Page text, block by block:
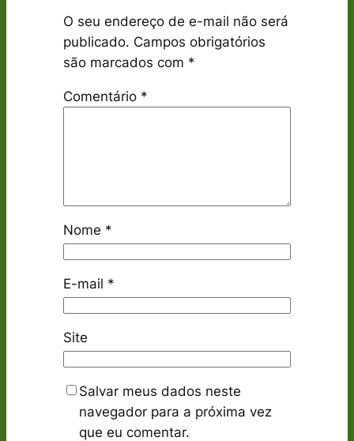
O seu endereço de e-mail não será
publicado. Campos obrigatórios
são marcados com *
Comentário *
Nome *
E-mail *
Site
Salvar meus dados neste
navegador para a próxima vez
que eu comentar.